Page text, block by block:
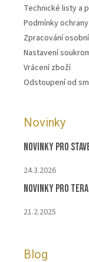
Technické listy a
Podmínky
Zpracování
Nastavení
Vrácení zboží
Odstoupení od
Novinky
Novinky pro
24.3.2026
Novinky pro
21.2.2025
Blog